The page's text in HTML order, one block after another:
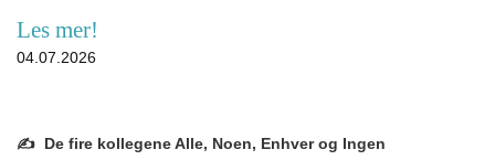
Les mer!
04.07.2026
✍️ De fire kollegene Alle, Noen, Enhver og Ingen